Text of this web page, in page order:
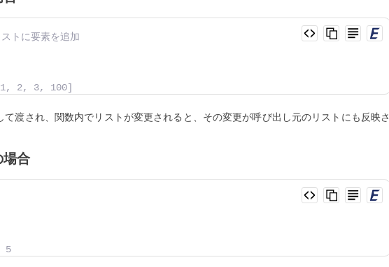
トに要素を追加
2, 3, 100]
渡され、関数内でリストが変更されると、その変更が呼び出し元のリストにも反映さ
場合
5